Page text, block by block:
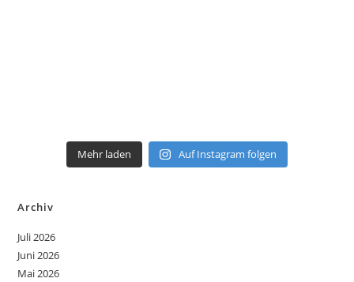
Mehr laden Auf Instagram folgen
Archiv
Juli 2026
Juni 2026
Mai 2026